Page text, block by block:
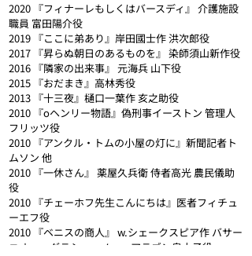
2020 『フィナーレもしくはバースディ』 介護施設
職員 富田陽介役
2019 『ここに弟あり』岸田國士作 洪次郎役
2017 『昇らぬ朝日のあるものを』 染師須山新作役
2016 『隣家の出来事』 元海兵 山下役
2015 『おだまき』高林秀役
2013 『十三夜』樋口一葉作 亥之助役
2010 『oヘンリー物語』偽刑事イーストン 管理人
フリッツ役
2010 『アンクル・トムの小屋の灯に』新聞記者ト
ムソン 他
2010 『一休さん』 薬屋久兵衛 侍者高光 農民儀助
役
2010 『チェーホフ先生こんにちは』医者フィチュ
ーエフ役
2010 『ベニスの商人』 w.シェークスピア作 バサー
ニオー、グラシャーノー、アラゴン皇太子役